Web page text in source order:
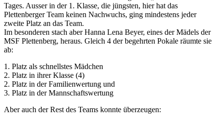
Tages. Ausser in der 1. Klasse, die jüngsten, hier hat das
Plettenberger Team keinen Nachwuchs, ging mindestens jeder
zweite Platz an das Team.
Im besonderen stach aber Hanna Lena Beyer, eines der Mädels der
MSF Plettenberg, heraus. Gleich 4 der begehrten Pokale räumte sie
ab:
1. Platz als schnellstes Mädchen
2. Platz in ihrer Klasse (4)
2. Platz in der Familienwertung und
3. Platz in der Mannschaftswertung
Aber auch der Rest des Teams konnte überzeugen: